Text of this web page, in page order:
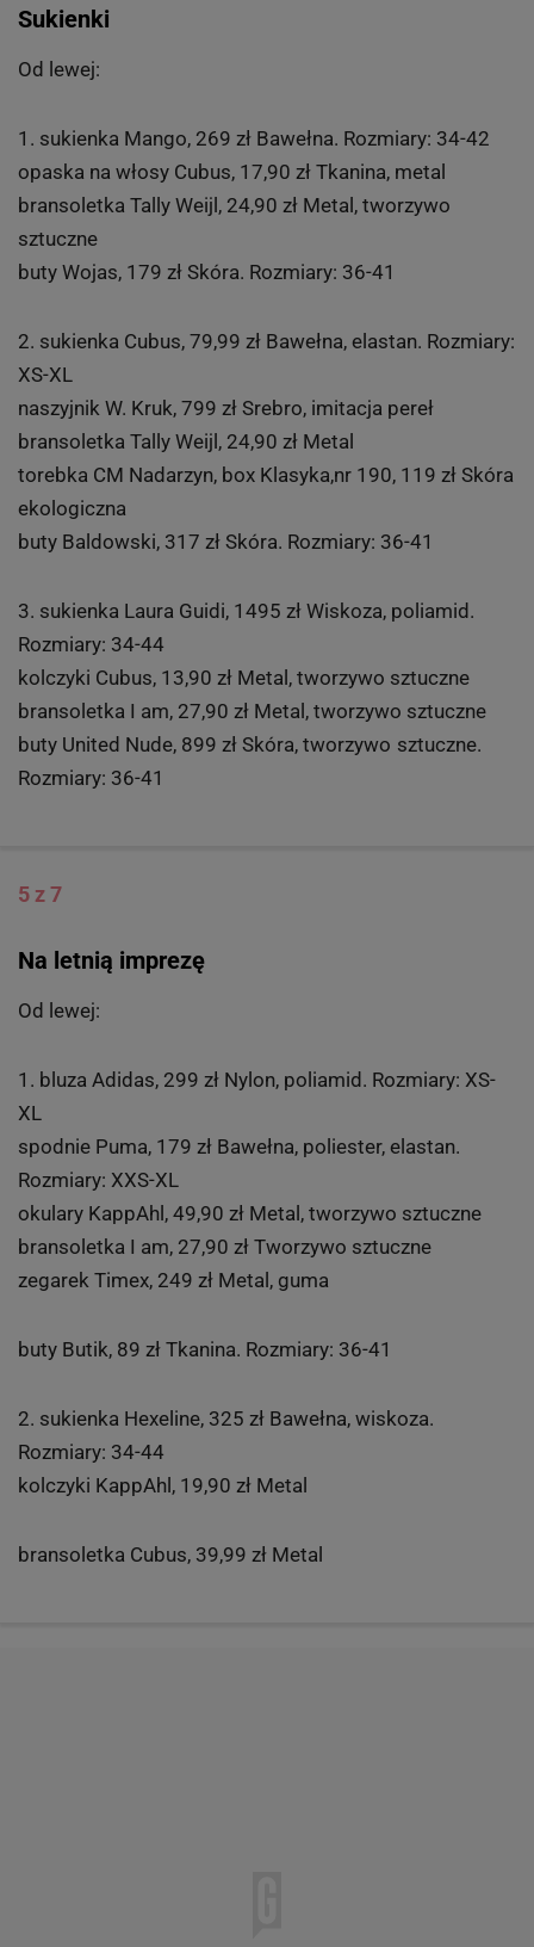
Sukienki
Od lewej:
1. sukienka Mango, 269 zł Bawełna. Rozmiary: 34-42
opaska na włosy Cubus, 17,90 zł Tkanina, metal
bransoletka Tally Weijl, 24,90 zł Metal, tworzywo
sztuczne
buty Wojas, 179 zł Skóra. Rozmiary: 36-41
2. sukienka Cubus, 79,99 zł Bawełna, elastan. Rozmiary:
XS-XL
naszyjnik W. Kruk, 799 zł Srebro, imitacja pereł
bransoletka Tally Weijl, 24,90 zł Metal
torebka CM Nadarzyn, box Klasyka,nr 190, 119 zł Skóra
ekologiczna
buty Baldowski, 317 zł Skóra. Rozmiary: 36-41
3. sukienka Laura Guidi, 1495 zł Wiskoza, poliamid.
Rozmiary: 34-44
kolczyki Cubus, 13,90 zł Metal, tworzywo sztuczne
bransoletka I am, 27,90 zł Metal, tworzywo sztuczne
buty United Nude, 899 zł Skóra, tworzywo sztuczne.
Rozmiary: 36-41
5 z 7
Na letnią imprezę
Od lewej:
1. bluza Adidas, 299 zł Nylon, poliamid. Rozmiary: XS-
XL
spodnie Puma, 179 zł Bawełna, poliester, elastan.
Rozmiary: XXS-XL
okulary KappAhl, 49,90 zł Metal, tworzywo sztuczne
bransoletka I am, 27,90 zł Tworzywo sztuczne
zegarek Timex, 249 zł Metal, guma
buty Butik, 89 zł Tkanina. Rozmiary: 36-41
2. sukienka Hexeline, 325 zł Bawełna, wiskoza.
Rozmiary: 34-44
kolczyki KappAhl, 19,90 zł Metal
bransoletka Cubus, 39,99 zł Metal